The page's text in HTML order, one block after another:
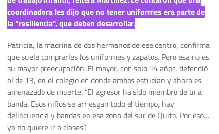
coordinadora les dijo que no tener uniformes era parte de
la "resiliencia", que deben desarrollar.
Patricia, la madrina de dos hermanos de ese centro, confirma
que suele comprarles los uniformes y zapatos. Pero esa no es
su mayor preocupación. El mayor, con solo 14 años, defendió
al de 13, en el colegio en donde ambos estudian y ahora es
amenazado de muerte. “El agresor ha sido miembro de una
banda. Esos niños se arriesgan todo el tiempo, hay
delincuencia y bandas en esa zona del sur de Quito. Por eso…
ya no quiere ir a clases”.